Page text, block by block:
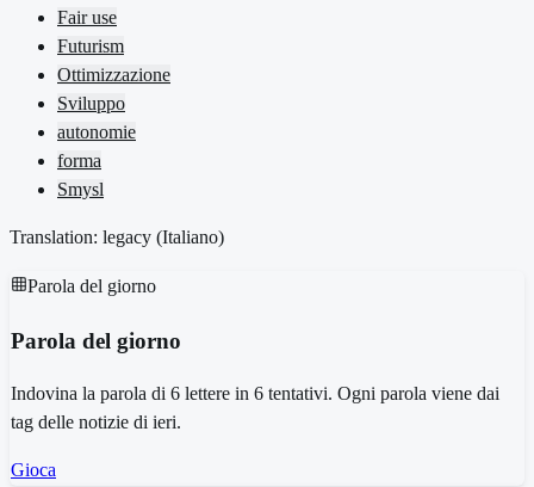
Fair use
Futurism
Ottimizzazione
Sviluppo
autonomie
forma
Smysl
Translation: legacy (Italiano)
Parola del giorno
Parola del giorno
Indovina la parola di 6 lettere in 6 tentativi. Ogni parola viene dai
tag delle notizie di ieri.
Gioca